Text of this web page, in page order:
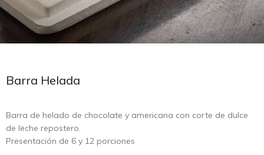
Barra Helada
Barra de helado de chocolate y americana con corte de dulce
de leche repostero.
Presentación de 6 y 12 porciones